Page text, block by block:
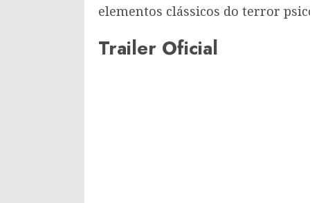
elementos clássicos do terror
Trailer Oficial